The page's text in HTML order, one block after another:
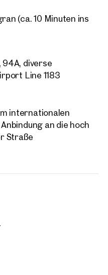
(ca. 10 Minuten ins
94A, diverse
Line 1183
internationalen
an die hoch
Straße